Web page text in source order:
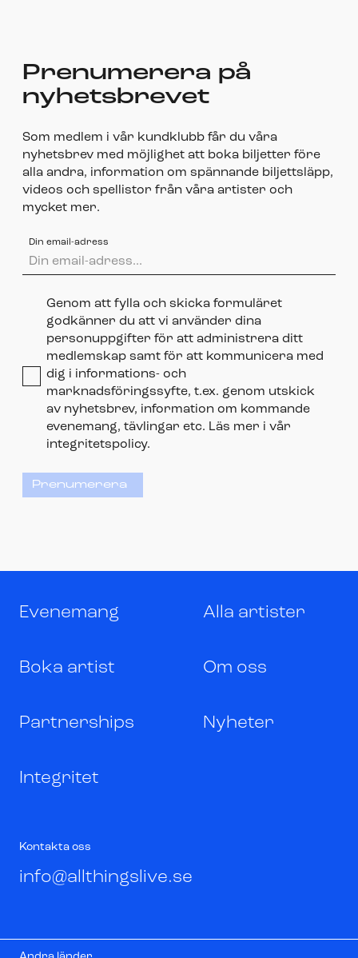
Prenumerera på
nyhetsbrevet
Som medlem i vår kundklubb får du våra
nyhetsbrev med möjlighet att boka biljetter före
alla andra, information om spännande biljettsläpp,
videos och spellistor från våra artister och
mycket mer.
Din email-adress
Genom att fylla och skicka formuläret
godkänner du att vi använder dina
personuppgifter för att administrera ditt
medlemskap samt för att kommunicera med
dig i informations- och
marknadsföringssyfte, t.ex. genom utskick
av nyhetsbrev, information om kommande
evenemang, tävlingar etc. Läs mer i vår
integritetspolicy.
Prenumerera
Evenemang Alla artister
Boka artist Om oss
Partnerships Nyheter
Integritet
Kontakta oss
info@allthingslive.se